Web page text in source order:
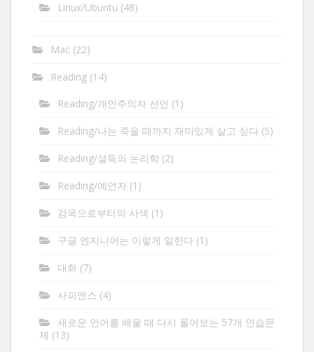
Linux/Ubuntu (48)
Mac (22)
Reading (14)
Reading/개인주의자 선언 (1)
Reading/나는 죽을 때까지 재미있게 살고 싶다 (5)
Reading/설득의 논리학 (2)
Reading/예언자 (1)
감옥으로부터의 사색 (1)
구글 엔지니어는 이렇게 일한다 (1)
대화 (7)
사피엔스 (4)
새로운 언어를 배울 때 다시 풀어보는 57개 연습문
제 (13)